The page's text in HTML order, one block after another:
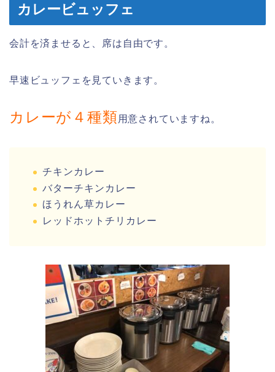
カレービュッフェ
会計を済ませると、席は自由です。
早速ビュッフェを見ていきます。
カレーが４種類用意されていますね。
チキンカレー
バターチキンカレー
ほうれん草カレー
レッドホットチリカレー